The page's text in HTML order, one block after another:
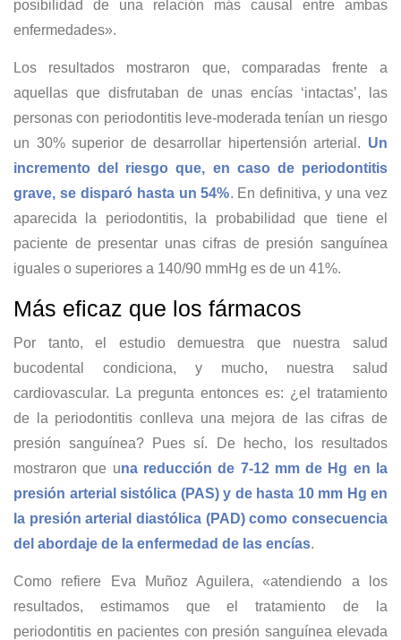
posibilidad de una relación más causal entre ambas
enfermedades».
Los resultados mostraron que, comparadas frente a
aquellas que disfrutaban de unas encías ‘intactas’, las
personas con periodontitis leve-moderada tenían un riesgo
un 30% superior de desarrollar hipertensión arterial. Un
incremento del riesgo que, en caso de periodontitis
grave, se disparó hasta un 54%. En definitiva, y una vez
aparecida la periodontitis, la probabilidad que tiene el
paciente de presentar unas cifras de presión sanguínea
iguales o superiores a 140/90 mmHg es de un 41%.
Más eficaz que los fármacos
Por tanto, el estudio demuestra que nuestra salud
bucodental condiciona, y mucho, nuestra salud
cardiovascular. La pregunta entonces es: ¿el tratamiento
de la periodontitis conlleva una mejora de las cifras de
presión sanguínea? Pues sí. De hecho, los resultados
mostraron que una reducción de 7-12 mm de Hg en la
presión arterial sistólica (PAS) y de hasta 10 mm Hg en
la presión arterial diastólica (PAD) como consecuencia
del abordaje de la enfermedad de las encías.
Como refiere Eva Muñoz Aguilera, «atendiendo a los
resultados, estimamos que el tratamiento de la
periodontitis en pacientes con presión sanguínea elevada